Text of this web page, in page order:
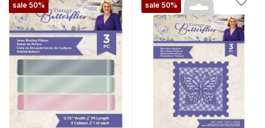
sale 50% sale 50%